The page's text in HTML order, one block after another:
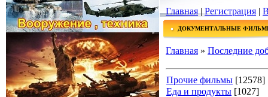
Главная|Регистрация |
ДОКУМЕНТАЛЬНЫЕ
Главная » Последние
Прочие фильмы [12578]
Еда и продукты [1027]